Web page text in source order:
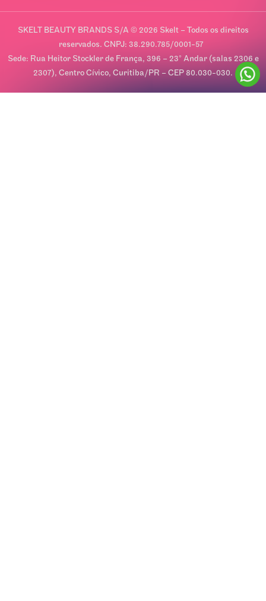
SKELT BEAUTY BRANDS S/A © 2026 Skelt – Todos os direitos
reservados. CNPJ: 38.290.785/0001-57
Sede: Rua Heitor Stockler de França, 396 – 23º Andar (salas 2306 e
2307), Centro Cívico, Curitiba/PR – CEP 80.030-030.